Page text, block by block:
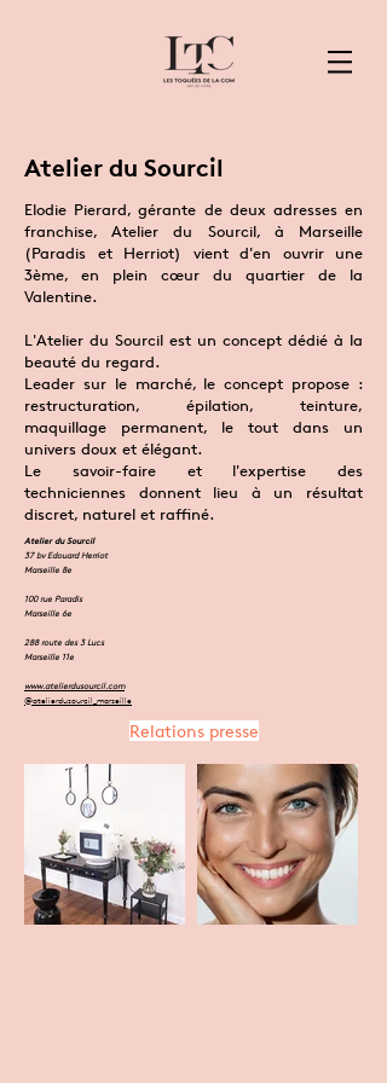
Atelier du Sourcil
Elodie Pierard, gérante de deux adresses en
franchise, Atelier du Sourcil, à Marseille
(Paradis et Herriot) vient d'en ouvrir une
3ème, en plein cœur du quartier de la
Valentine.
L'Atelier du Sourcil est un concept dédié à la
beauté du regard.
Leader sur le marché, le concept propose :
restructuration, épilation, teinture,
maquillage permanent, le tout dans un
univers doux et élégant.
Le savoir-faire et l'expertise des
techniciennes donnent lieu à un résultat
discret, naturel et raffiné.
Atelier du Sourcil
37 bv Edouard Herriot
Marseille 8e
100 rue Paradis
Marseille 6e
288 route des 3 Lucs
Marseille 11e
www.atelierdusourcil.com
@atelierdusourcil_marseille
Relations presse